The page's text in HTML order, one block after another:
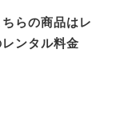
らの商品はレ
ンタル料金